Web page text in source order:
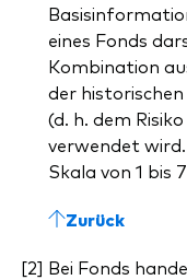
eines Fonds
Kombination
der
(d. h. dem
verwendet
Skala von 1 bis
Zurück
Bei Fonds